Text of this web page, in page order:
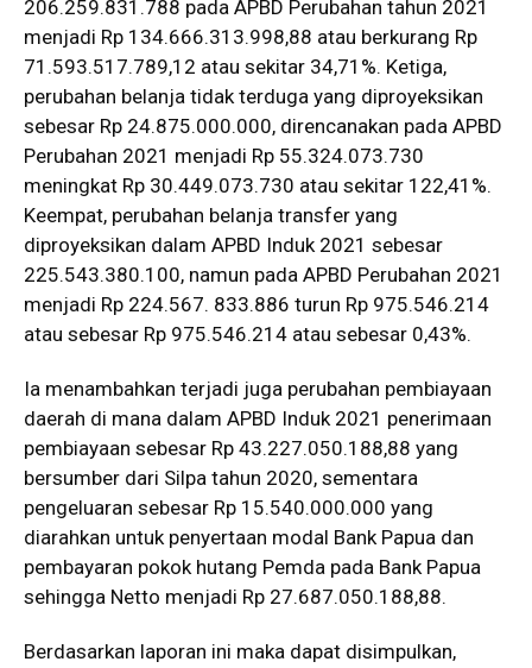
206.259.831.788 pada APBD Perubahan tahun 2021
menjadi Rp 134.666.313.998,88 atau berkurang Rp
71.593.517.789,12 atau sekitar 34,71%. Ketiga,
perubahan belanja tidak terduga yang diproyeksikan
sebesar Rp 24.875.000.000, direncanakan pada APBD
Perubahan 2021 menjadi Rp 55.324.073.730
meningkat Rp 30.449.073.730 atau sekitar 122,41%.
Keempat, perubahan belanja transfer yang
diproyeksikan dalam APBD Induk 2021 sebesar
225.543.380.100, namun pada APBD Perubahan 2021
menjadi Rp 224.567. 833.886 turun Rp 975.546.214
atau sebesar Rp 975.546.214 atau sebesar 0,43%.
Ia menambahkan terjadi juga perubahan pembiayaan
daerah di mana dalam APBD Induk 2021 penerimaan
pembiayaan sebesar Rp 43.227.050.188,88 yang
bersumber dari Silpa tahun 2020, sementara
pengeluaran sebesar Rp 15.540.000.000 yang
diarahkan untuk penyertaan modal Bank Papua dan
pembayaran pokok hutang Pemda pada Bank Papua
sehingga Netto menjadi Rp 27.687.050.188,88.
Berdasarkan laporan ini maka dapat disimpulkan,